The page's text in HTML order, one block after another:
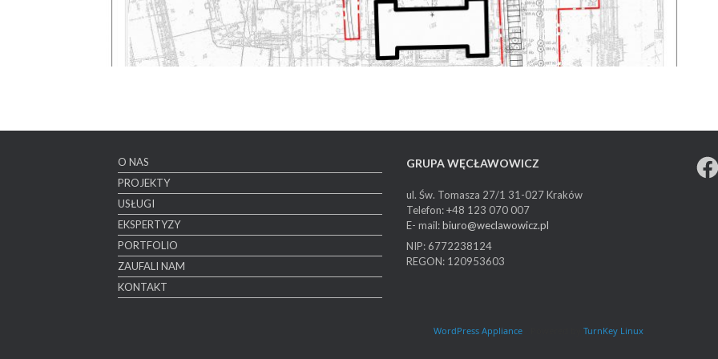
O NAS
PROJEKTY
USŁUGI
EKSPERTYZY
PORTFOLIO
ZAUFALI NAM
KONTAKT
GRUPA WĘCŁAWOWICZ
ul. Św. Tomasza 27/1 31-027 Kraków
Telefon: +48 123 070 007
E- mail:biuro@weclawowicz.pl
NIP: 6772238124
REGON: 120953603
WordPress Appliance TurnKey Linux